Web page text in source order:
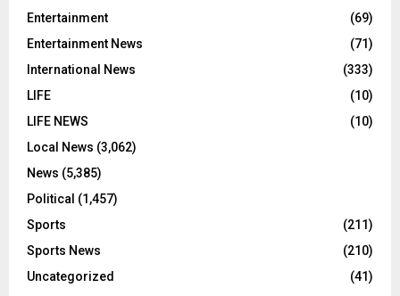
Entertainment
(69)
Entertainment News
(71)
International News
(333)
LIFE
(10)
LIFE NEWS
(10)
Local News (3,062)
News (5,385)
Political (1,457)
Sports
(211)
Sports News
(210)
Uncategorized
(41)